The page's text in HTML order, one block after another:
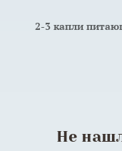
2-3 капли
Не